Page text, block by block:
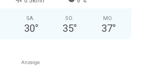
SA.
30°
SO.
35°
MO.
37°
Anzeige